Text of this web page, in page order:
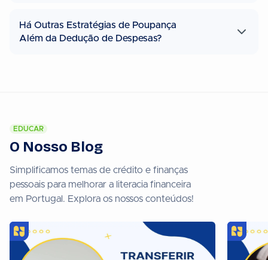
Há Outras Estratégias de Poupança
Além da Dedução de Despesas?
EDUCAR
O Nosso Blog
Simplificamos temas de crédito e finanças
pessoais para melhorar a literacia financeira
em Portugal. Explora os nossos conteúdos!